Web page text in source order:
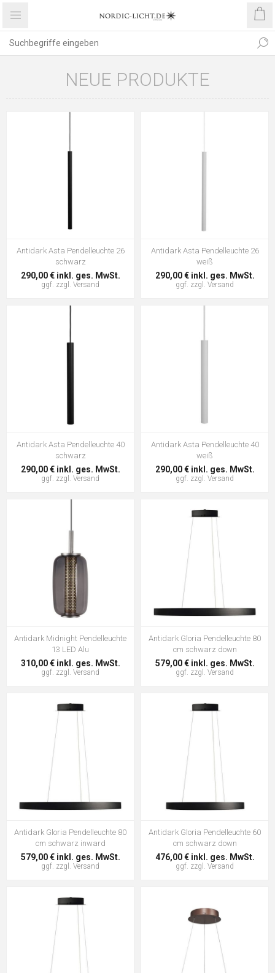
NEUE PRODUKTE
Antidark Asta Pendelleuchte 26
schwarz
290,00 € inkl. ges. MwSt.
ggf. zzgl. Versand
Antidark Asta Pendelleuchte 26
weiß
290,00 € inkl. ges. MwSt.
ggf. zzgl. Versand
Antidark Asta Pendelleuchte 40
schwarz
290,00 € inkl. ges. MwSt.
ggf. zzgl. Versand
Antidark Asta Pendelleuchte 40
weiß
290,00 € inkl. ges. MwSt.
ggf. zzgl. Versand
Antidark Midnight Pendelleuchte
13 LED Alu
310,00 € inkl. ges. MwSt.
ggf. zzgl. Versand
Antidark Gloria Pendelleuchte 80
cm schwarz down
579,00 € inkl. ges. MwSt.
ggf. zzgl. Versand
Antidark Gloria Pendelleuchte 80
cm schwarz inward
579,00 € inkl. ges. MwSt.
ggf. zzgl. Versand
Antidark Gloria Pendelleuchte 60
cm schwarz down
476,00 € inkl. ges. MwSt.
ggf. zzgl. Versand